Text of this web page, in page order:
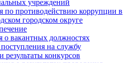
учреждений
по противодействию коррупции в
городском округе
о вакантных должностях
на службу
результаты конкурсов